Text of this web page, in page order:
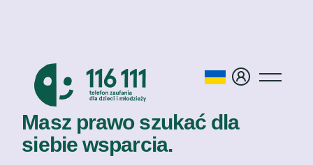
Masz prawo szukać dla
siebie wsparcia.